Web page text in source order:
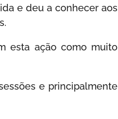
e deu a conhecer aos
esta ação como muito
e principalmente